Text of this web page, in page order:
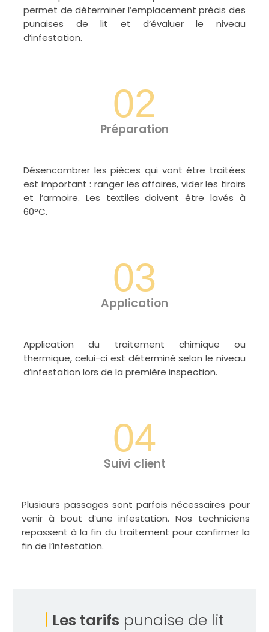
permet de déterminer l’emplacement précis des
punaises de lit et d’évaluer le niveau
d’infestation.
02
Préparation
Désencombrer les pièces qui vont être traitées
est important : ranger les affaires, vider les tiroirs
et l’armoire. Les textiles doivent être lavés à
60°C.
03
Application
Application du traitement chimique ou
thermique, celui-ci est déterminé selon le niveau
d’infestation lors de la première inspection.
04
Suivi client
Plusieurs passages sont parfois nécessaires pour
venir à bout d’une infestation. Nos techniciens
repassent à la fin du traitement pour confirmer la
fin de l’infestation.
Les tarifs punaise de lit